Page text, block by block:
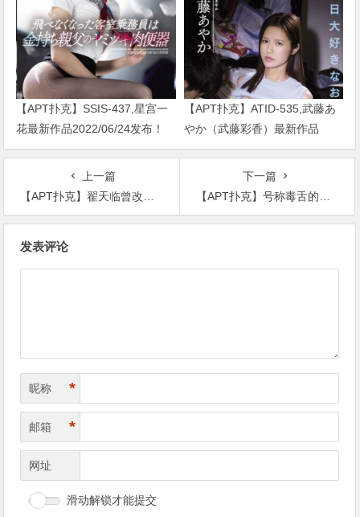
【APT扑克】SSIS-437,星宫一
花最新作品2022/06/24发布！
【APT扑克】ATID-535,武藤あ
やか（武藤彩香）最新作品
2023/01/19发布！
上一篇
【APT扑克】翟天临曾改剧本，当初拍兰陵王时戏份多到和冯绍峰一样
下一篇
【APT扑克】号称毒舌的金星没有人敢当面评价她，如今有一个人竟这样说她？
发表评论
昵称 *
邮箱 *
网址
滑动解锁才能提交